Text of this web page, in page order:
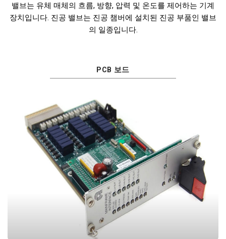
밸브는 유체 매체의 흐름, 방향, 압력 및 온도를 제어하는 기계
장치입니다. 진공 밸브는 진공 챔버에 설치된 진공 부품인 밸브
의 일종입니다.
PCB 보드